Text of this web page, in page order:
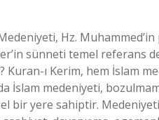
Hz.
sünneti temel referans
Kuran-ı Kerim, hem İslam
İslam medeniyeti,
bir yere sahiptir.